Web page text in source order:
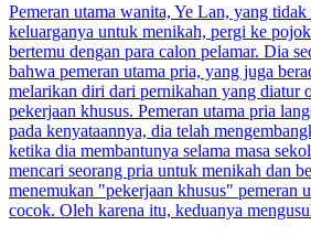
Pemeran utama wanita, Ye Lan, yang tidak
keluarganya untuk menikah, pergi ke
bertemu dengan para calon pelamar. Dia
bahwa pemeran utama pria, yang juga
melarikan diri dari pernikahan yang diatur
pekerjaan khusus. Pemeran utama pria
pada kenyataannya, dia telah
ketika dia membantunya selama masa
mencari seorang pria untuk menikah dan
menemukan "pekerjaan khusus" pemeran
cocok. Oleh karena itu, keduanya